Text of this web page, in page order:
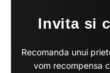
Invita si
Recomanda unui
vom recompensa